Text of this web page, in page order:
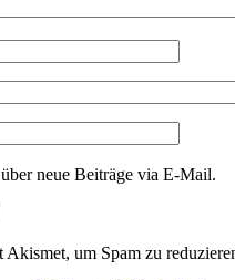
neue Beiträge via E-Mail.
Akismet, um Spam zu